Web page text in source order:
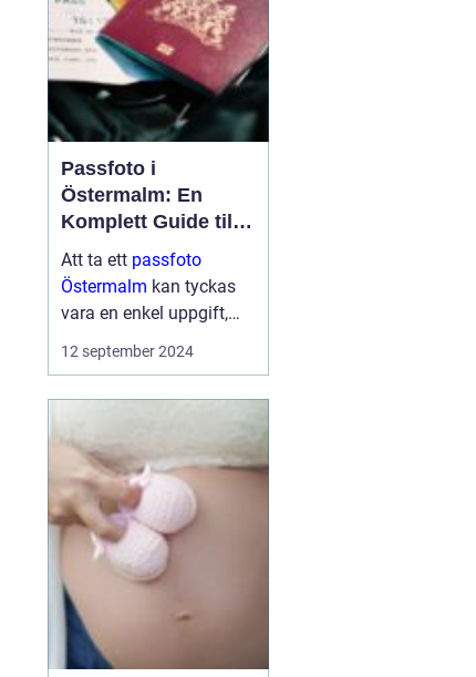
Passfoto i
Östermalm: En
Komplett Guide till
Perfekta ID-bilder
Att ta ett passfoto
Östermalm kan tyckas
vara en enkel uppgift,
men för många kan det
medföra en viss nivå av
12 september 2024